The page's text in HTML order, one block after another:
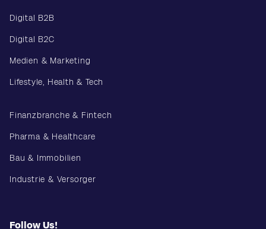
Digital B2B
Digital B2C
Medien & Marketing
Lifestyle, Health & Tech
Finanzbranche & Fintech
Pharma & Healthcare
Bau & Immobilien
Industrie & Versorger
Follow Us!